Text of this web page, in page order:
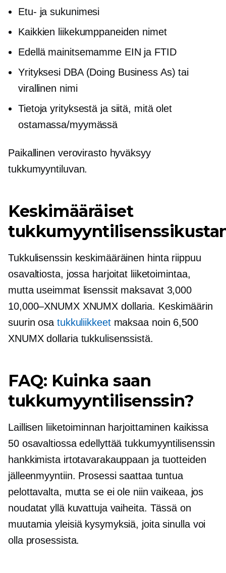
Etu- ja sukunimesi
Kaikkien liikekumppaneiden nimet
Edellä mainitsemamme EIN ja FTID
Yrityksesi DBA (Doing Business As) tai
virallinen nimi
Tietoja yrityksestä ja siitä, mitä olet
ostamassa/myymässä
Paikallinen verovirasto hyväksyy
tukkumyyntiluvan.
Keskimääräiset
Tukkulisenssin keskimääräinen hinta riippuu
osavaltiosta, jossa harjoitat liiketoimintaa,
mutta useimmat lisenssit maksavat 3,000
10,000–XNUMX XNUMX dollaria. Keskimäärin
suurin osa tukkuliikkeetmaksaa noin 6,500
XNUMX dollaria tukkulisenssistä.
FAQ: Kuinka saan
tukkumyyntilisenssin?
Laillisen liiketoiminnan harjoittaminen kaikissa
50 osavaltiossa edellyttää tukkumyyntilisenssin
hankkimista irtotavarakauppaan ja tuotteiden
jälleenmyyntiin. Prosessi saattaa tuntua
pelottavalta, mutta se ei ole niin vaikeaa, jos
noudatat yllä kuvattuja vaiheita. Tässä on
muutamia yleisiä kysymyksiä, joita sinulla voi
olla prosessista.